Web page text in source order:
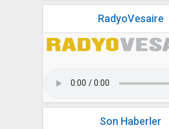
RadyoVesaire
Son Haberler